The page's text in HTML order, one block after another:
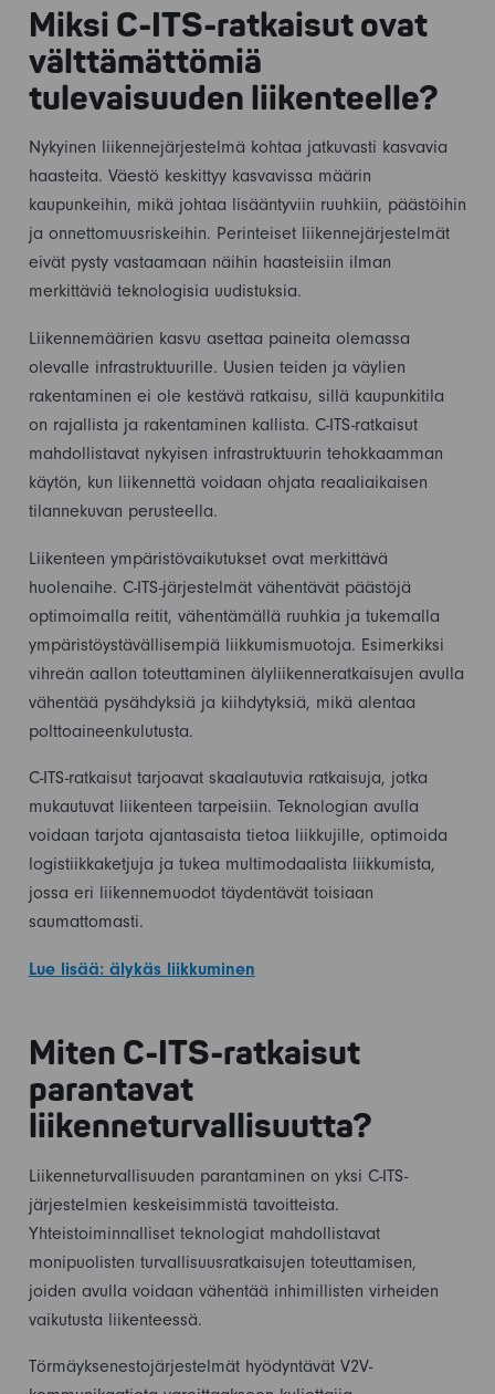
Miksi C-ITS-ratkaisut ovat
välttämättömiä
tulevaisuuden liikenteelle?
Nykyinen liikennejärjestelmä kohtaa jatkuvasti kasvavia
haasteita. Väestö keskittyy kasvavissa määrin
kaupunkeihin, mikä johtaa lisääntyviin ruuhkiin, päästöihin
ja onnettomuusriskeihin. Perinteiset liikennejärjestelmät
eivät pysty vastaamaan näihin haasteisiin ilman
merkittäviä teknologisia uudistuksia.
Liikennemäärien kasvu asettaa paineita olemassa
olevalle infrastruktuurille. Uusien teiden ja väylien
rakentaminen ei ole kestävä ratkaisu, sillä kaupunkitila
on rajallista ja rakentaminen kallista. C-ITS-ratkaisut
mahdollistavat nykyisen infrastruktuurin tehokkaamman
käytön, kun liikennettä voidaan ohjata reaaliaikaisen
tilannekuvan perusteella.
Liikenteen ympäristövaikutukset ovat merkittävä
huolenaihe. C-ITS-järjestelmät vähentävät päästöjä
optimoimalla reitit, vähentämällä ruuhkia ja tukemalla
ympäristöystävällisempiä liikkumismuotoja. Esimerkiksi
vihreän aallon toteuttaminen älyliikenneratkaisujen avulla
vähentää pysähdyksiä ja kiihdytyksiä, mikä alentaa
polttoaineenkulutusta.
C-ITS-ratkaisut tarjoavat skaalautuvia ratkaisuja, jotka
mukautuvat liikenteen tarpeisiin. Teknologian avulla
voidaan tarjota ajantasaista tietoa liikkujille, optimoida
logistiikkaketjuja ja tukea multimodaalista liikkumista,
jossa eri liikennemuodot täydentävät toisiaan
saumattomasti.
Lue lisää: älykäs liikkuminen
Miten C-ITS-ratkaisut
parantavat
liikenneturvallisuutta?
Liikenneturvallisuuden parantaminen on yksi C-ITS-
järjestelmien keskeisimmistä tavoitteista.
Yhteistoiminnalliset teknologiat mahdollistavat
monipuolisten turvallisuusratkaisujen toteuttamisen,
joiden avulla voidaan vähentää inhimillisten virheiden
vaikutusta liikenteessä.
Törmäyksenestojärjestelmät hyödyntävät V2V-